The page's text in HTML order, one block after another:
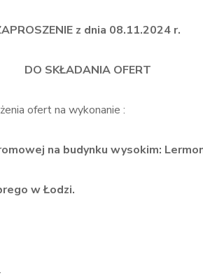
z dnia 08.11.2024 r.
DO SKŁADANIA OFERT
ofert na wykonanie :
na budynku wysokim:
w Łodzi.